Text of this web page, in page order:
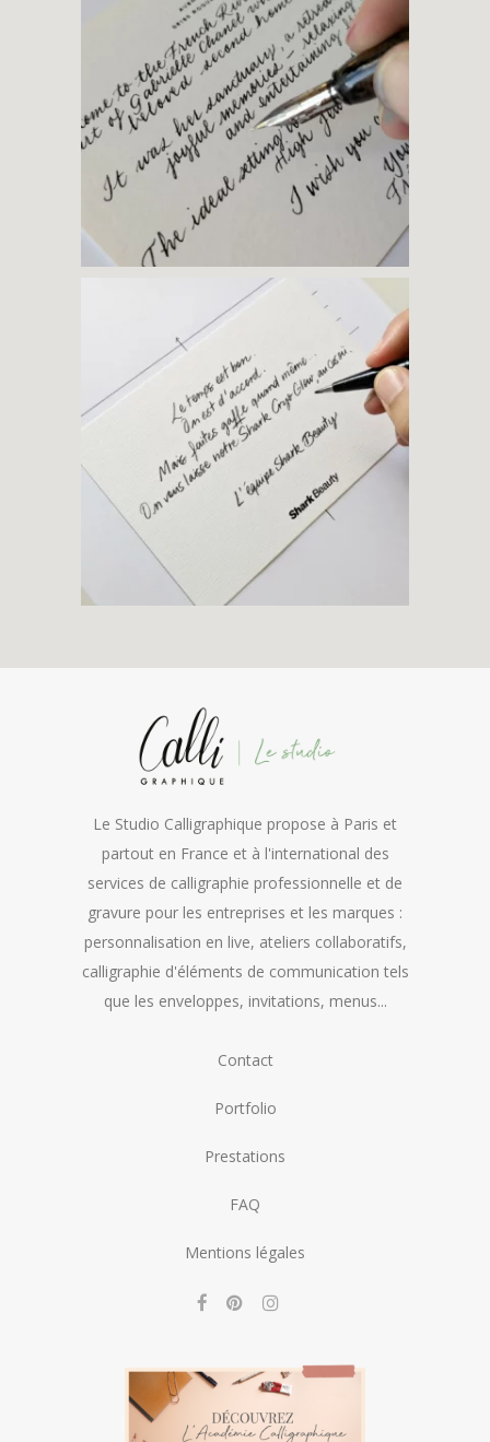
Le Studio Calligraphique propose à Paris et
partout en France et à l'international des
services de calligraphie professionnelle et de
gravure pour les entreprises et les marques :
personnalisation en live, ateliers collaboratifs,
calligraphie d'éléments de communication tels
que les enveloppes, invitations, menus...
Contact
Portfolio
Prestations
FAQ
Mentions légales